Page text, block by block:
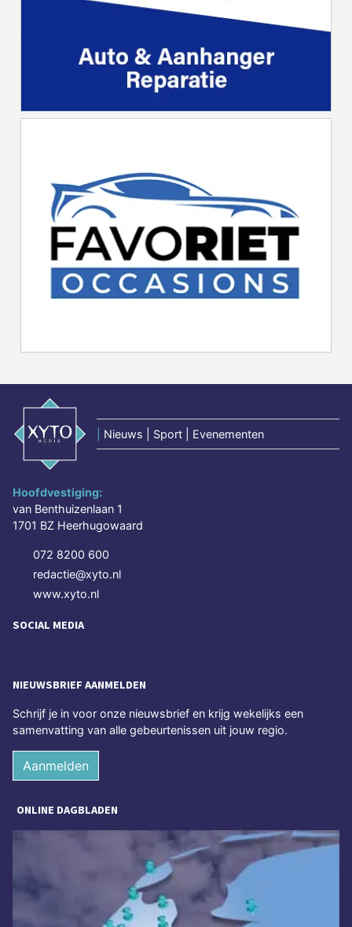
Nieuws | Sport | Evenementen
Hoofdvestiging:
van Benthuizenlaan 1
1701 BZ Heerhugowaard
072 8200 600
redactie@xyto.nl
www.xyto.nl
SOCIAL MEDIA
NIEUWSBRIEF AANMELDEN
Schrijf je in voor onze nieuwsbrief en krijg wekelijks een
samenvatting van alle gebeurtenissen uit jouw regio.
Aanmelden
ONLINE DAGBLADEN